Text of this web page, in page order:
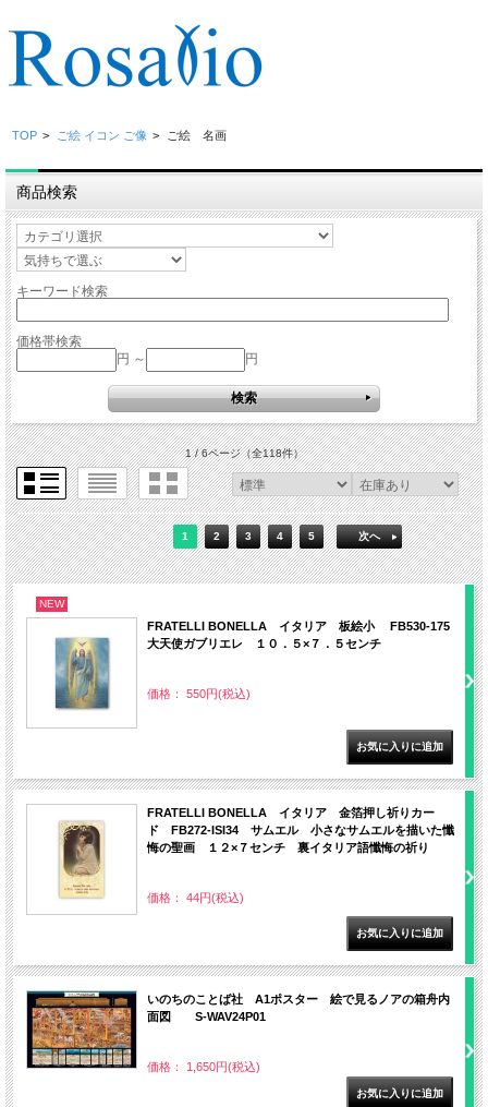
TOP > ご絵 イコン ご像 > ご絵 名画
商品検索
キーワード検索
価格帯検索
円 ～
円
1 / 6ページ（全118件）
1 2 3 4 5 次へ
NEW
FRATELLI BONELLA イタリア 板絵小 FB530-175
大天使ガブリエレ １０．５×７．５センチ
価格： 550円(税込)
FRATELLI BONELLA イタリア 金箔押し祈りカー
ド FB272-ISI34 サムエル 小さなサムエルを描いた懺
悔の聖画 １２×７センチ 裏イタリア語懺悔の祈り
価格： 44円(税込)
いのちのことば社 A1ポスター 絵で見るノアの箱舟内
面図 S-WAV24P01
価格： 1,650円(税込)